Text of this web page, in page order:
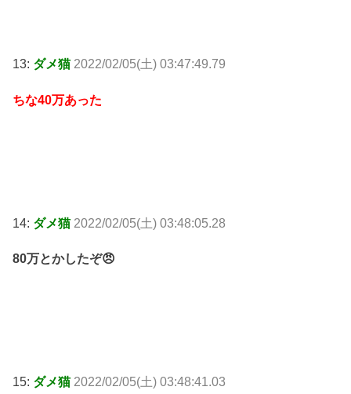
13: ダメ猫 2022/02/05(土) 03:47:49.79
ちな40万あった
14: ダメ猫 2022/02/05(土) 03:48:05.28
80万とかしたぞ😠
15: ダメ猫 2022/02/05(土) 03:48:41.03